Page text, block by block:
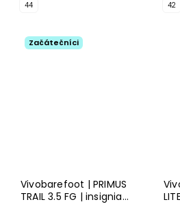
44 42
Začátečníci
Vivobarefoot | PRIMUS
TRAIL 3.5 FG | insignia